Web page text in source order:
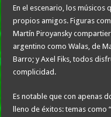
En el escenario, los músicos
propios amigos. Figuras
Martín Piroyansky
argentino como Walas, de
Barro; y Axel Fiks, todos
complicidad.
Es notable que con apenas
lleno de éxitos: temas como